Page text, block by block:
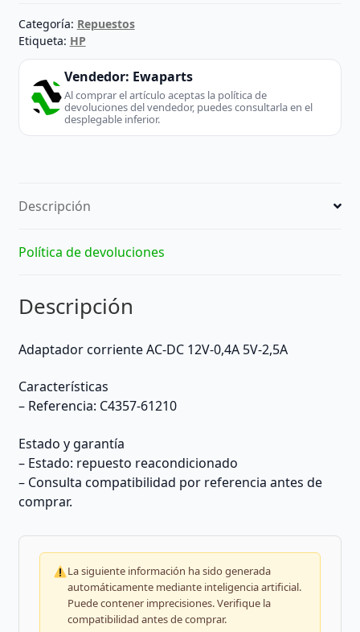
Categoría: Repuestos
Etiqueta: HP
Vendedor: Ewaparts
Al comprar el artículo aceptas la política de
devoluciones del vendedor, puedes consultarla en el
desplegable inferior.
Descripción
Política de devoluciones
Descripción
Adaptador corriente AC-DC 12V-0,4A 5V-2,5A
Características
– Referencia: C4357-61210
Estado y garantía
– Estado: repuesto reacondicionado
– Consulta compatibilidad por referencia antes de
comprar.
La siguiente información ha sido generada
automáticamente mediante inteligencia artificial.
Puede contener imprecisiones. Verifique la
compatibilidad antes de comprar.